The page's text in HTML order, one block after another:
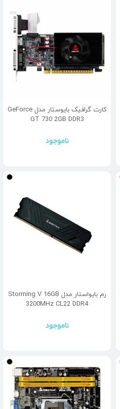
کارت گرافیک بایوستار مدل GeForce
GT 730 2GB DDR3
ناموجود
رم بایواستار مدل Storming V 16GB
3200MHz CL22 DDR4
ناموجود